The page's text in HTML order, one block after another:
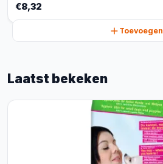
€8,32
Toevoegen
Laatst bekeken